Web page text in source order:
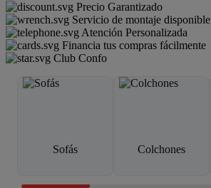
Precio Garantizado
Servicio de montaje disponible
Atención Personalizada
Financia tus compras fácilmente
Club Confo
Sofás Colchones